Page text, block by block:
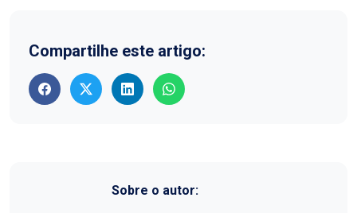
Compartilhe este artigo:
Sobre o autor: